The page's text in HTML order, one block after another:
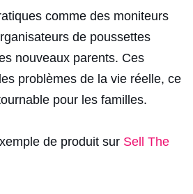
comme des moniteurs
de poussettes
nouveaux parents. Ces
problèmes de la vie réelle, ce
pour les familles.
de produit sur Sell The